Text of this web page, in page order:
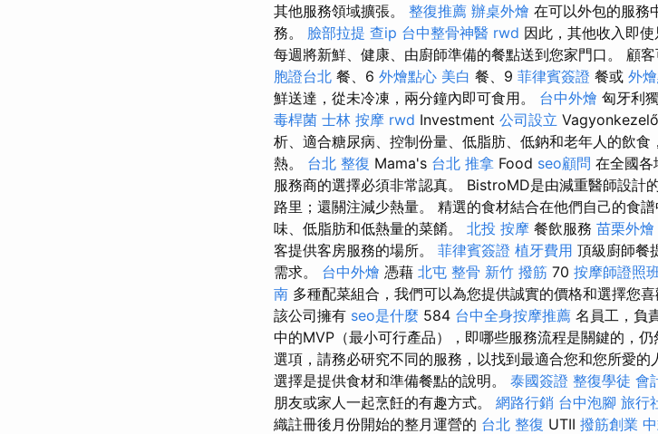
其他服務領域擴張。 整復推薦 辦桌外燴 在可以外包的服務
務。 臉部拉提 查ip 台中整骨神醫 rwd 因此，其他收入即使
每週將新鮮、健康、由廚師準備的餐點送到您家門口。 顧
胞證台北 餐、6 外燴點心 美白 餐、9 菲律賓簽證 餐或 外
鮮送達，從未冷凍，兩分鐘內即可食用。 台中外燴 匈牙利
毒桿菌 士林 按摩 rwd Investment 公司設立 Vagyonkezelő
析、適合糖尿病、控制份量、低脂肪、低鈉和老年人的飲
熱。 台北 整復 Mama's 台北 推拿 Food seo顧問 在全國各
服務商的選擇必須非常認真。 BistroMD是由減重醫師設計
路里；還關注減少熱量。 精選的食材結合在他們自己的食
味、低脂肪和低熱量的菜餚。 北投 按摩 餐飲服務 苗栗外燴
客提供客房服務的場所。 菲律賓簽證 植牙費用 頂級廚師餐
需求。 台中外燴 憑藉 北屯 整骨 新竹 撥筋 70 按摩師證照
南 多種配菜組合，我們可以為您提供誠實的價格和選擇您喜
該公司擁有 seo是什麼 584 台中全身按摩推薦 名員工，負
中的MVP（最小可行產品），即哪些服務流程是關鍵的，
選項，請務必研究不同的服務，以找到最適合您和您所愛的
選擇是提供食材和準備餐點的說明。 泰國簽證 整復學徒 會
朋友或家人一起烹飪的有趣方式。 網路行銷 台中泡腳 旅行
織註冊後月份開始的整月運營的 台北 整復 UTII 撥筋創業